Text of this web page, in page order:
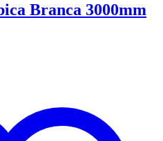
Branca 3000mm